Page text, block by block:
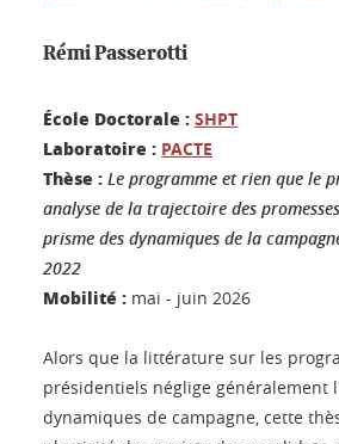
Rémi Passerotti
École Doctorale : SHPT
Laboratoire : PACTE
Thèse : Le programme et rien que le
analyse de la trajectoire des
prisme des dynamiques de la
2022
Mobilité : mai - juin 2026
Alors que la littérature sur les
présidentiels néglige généralement
dynamiques de campagne, cette